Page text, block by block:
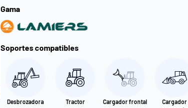
Gama
Soportes compatibles
Desbrozadora Tractor Cargador frontal
Cargador